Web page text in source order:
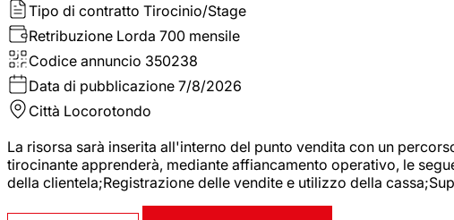
Tipo di contratto Tirocinio/Stage
Retribuzione Lorda 700 mensile
Codice annuncio 350238
Data di pubblicazione 7/8/2026
Città Locorotondo
La risorsa sarà inserita all'interno del punto vendita con un
tirocinante apprenderà, mediante affiancamento operativo, le
della clientela;Registrazione delle vendite e utilizzo della